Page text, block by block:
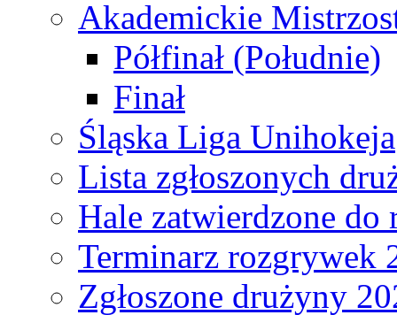
Akademickie
Półfinał (Południe)
Finał
Śląska Liga Unihokeja
Lista zgłoszonych
Hale zatwierdzone do
Terminarz rozgrywek
Zgłoszone drużyny